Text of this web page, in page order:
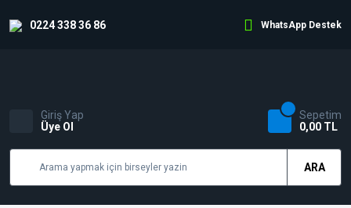
0224 338 36 86 WhatsApp Destek
ARA
Giriş Yap
Üye Ol
Sepetim
0,00 TL